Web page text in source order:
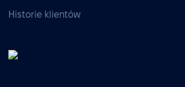
Historie klientów